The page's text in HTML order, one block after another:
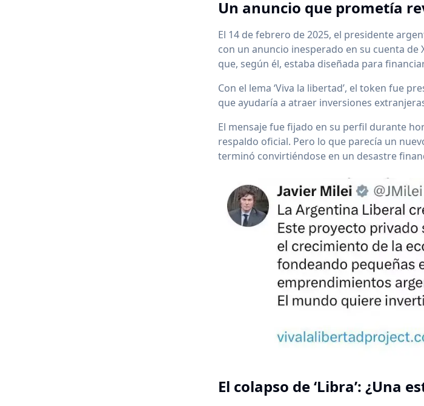
Un anuncio que prometía
El 14 de febrero de 2025, el presidente
con un anuncio inesperado en su cuenta de
que, según él, estaba diseñada para
Con el lema ‘Viva la libertad’, el token fue
que ayudaría a atraer inversiones
El mensaje fue fijado en su perfil durante
respaldo oficial. Pero lo que parecía un
terminó convirtiéndose en un desastre
El colapso de ‘Libra’: ¿Una